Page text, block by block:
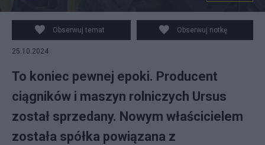
Ursus ma nowego właściciela. Fot.
commons.wikimedia.org
Obserwuj temat Obserwuj notkę
25.10.2024
To koniec pewnej epoki. Producent
ciągników i maszyn rolniczych Ursus
został sprzedany. Nowym właścicielem
została spółka powiązana z